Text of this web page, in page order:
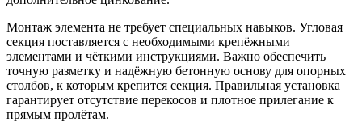
Монтаж элемента не требует специальных навыков. Угловая
секция поставляется с необходимыми крепёжными
элементами и чёткими инструкциями. Важно обеспечить
точную разметку и надёжную бетонную основу для опорных
столбов, к которым крепится секция. Правильная установка
гарантирует отсутствие перекосов и плотное прилегание к
прямым пролётам.